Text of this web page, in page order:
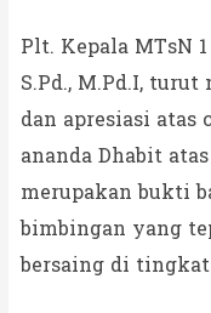
Plt. Kepala MTsN
S.Pd., M.Pd.I,
dan apresiasi atas
ananda Dhabit
merupakan bukti
bimbingan yang
bersaing di tingkat